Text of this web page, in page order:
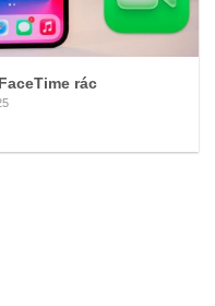
rác